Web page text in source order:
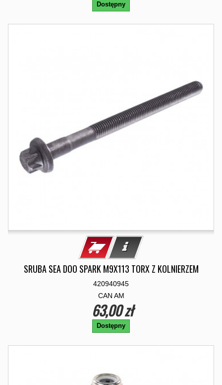
Dostępny
SRUBA SEA DOO SPARK M9X113 TORX Z KOLNIERZEM
420940945
CAN AM
63,00 zł
Dostępny